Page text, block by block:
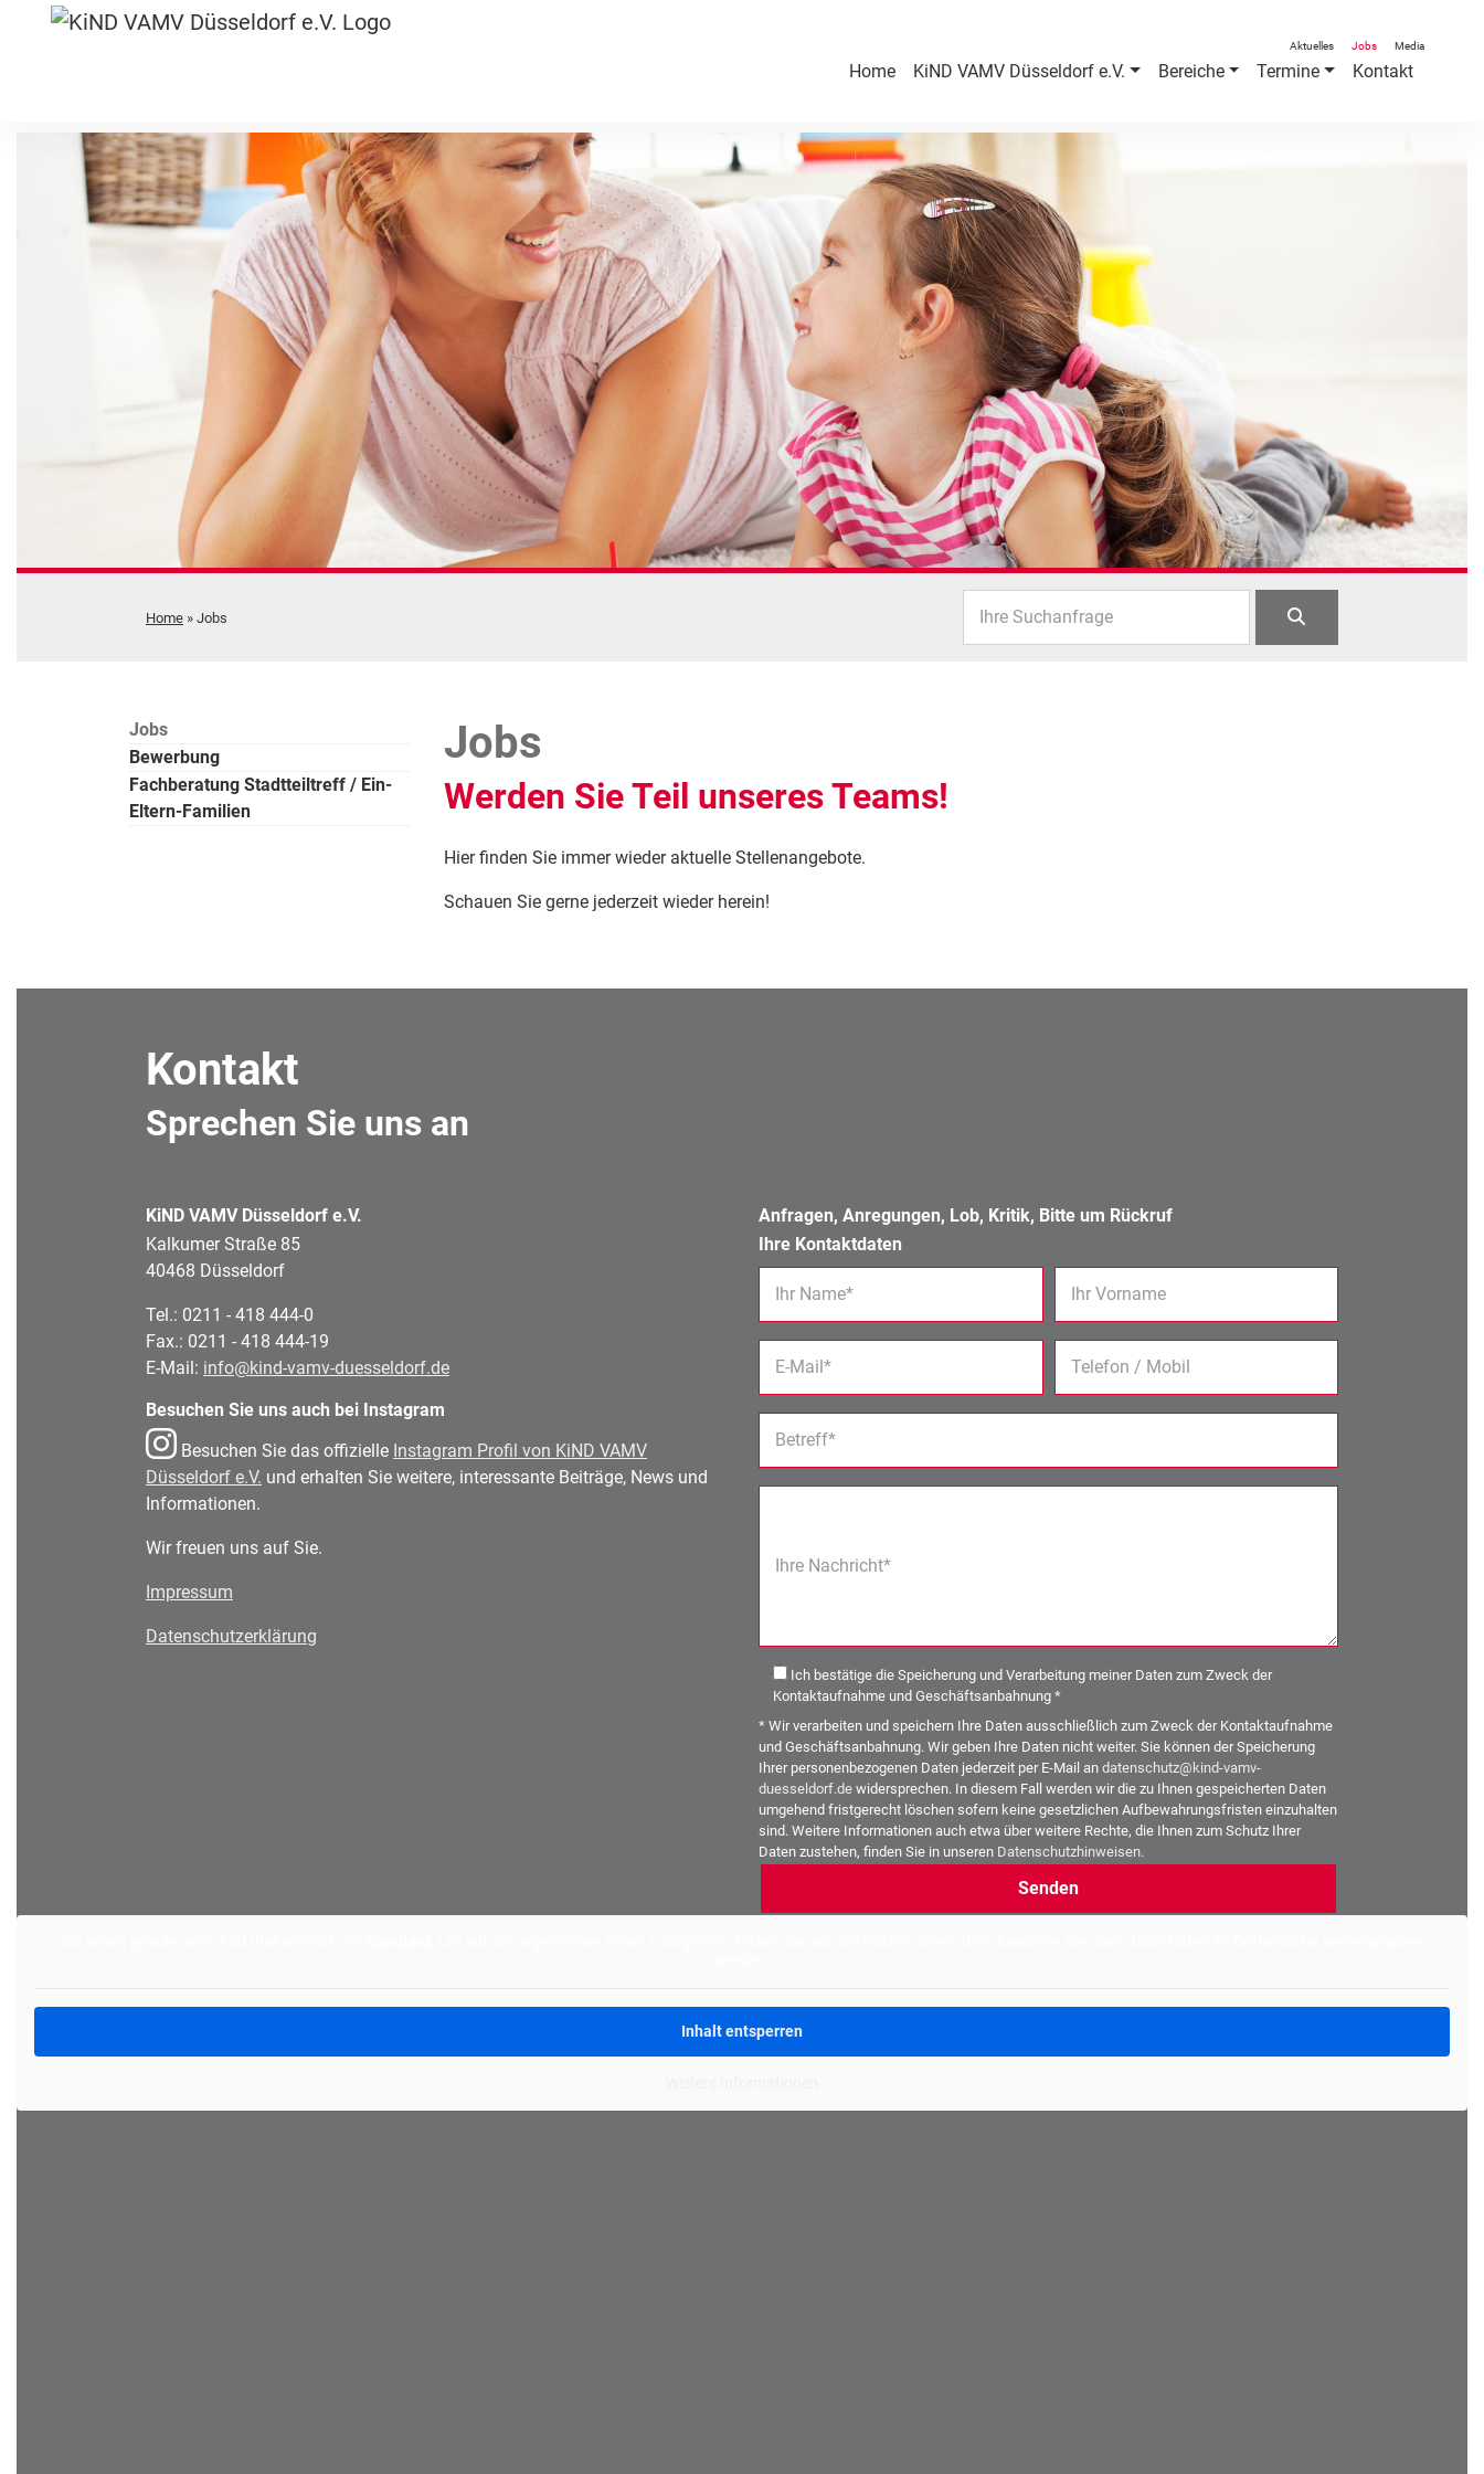
Home » Jobs Ihre Suchanfrage
Jobs
Bewerbung
Fachberatung Stadtteiltreff / Ein-
Eltern-Familien
Jobs
Werden Sie Teil unseres Teams!
Hier finden Sie immer wieder aktuelle Stellenangebote.
Schauen Sie gerne jederzeit wieder herein!
Kontakt
Sprechen Sie uns an
KiND VAMV Düsseldorf e.V.
Kalkumer Straße 85
40468 Düsseldorf
Tel.: 0211 - 418 444-0
Fax.: 0211 - 418 444-19
E-Mail: info@kind-vamv-duesseldorf.de
Besuchen Sie uns auch bei Instagram
Besuchen Sie das offizielle Instagram Profil von KiND VAMV
Düsseldorf e.V. und erhalten Sie weitere, interessante Beiträge, News und
Informationen.
Wir freuen uns auf Sie.
Impressum
Datenschutzerklärung
Anfragen, Anregungen, Lob, Kritik, Bitte um Rückruf
Ihre Kontaktdaten
Ihr Name* Ihr Vorname
E-Mail* Telefon / Mobil
Betreff*
Ihre Nachricht*
Ich bestätige die Speicherung und Verarbeitung meiner Daten zum Zweck der
Kontaktaufnahme und Geschäftsanbahnung *
* Wir verarbeiten und speichern Ihre Daten ausschließlich zum Zweck der Kontaktaufnahme
und Geschäftsanbahnung. Wir geben Ihre Daten nicht weiter. Sie können der Speicherung
Ihrer personenbezogenen Daten jederzeit per E-Mail an datenschutz@kind-vamv-
duesseldorf.de widersprechen. In diesem Fall werden wir die zu Ihnen gespeicherten Daten
umgehend fristgerecht löschen sofern keine gesetzlichen Aufbewahrungsfristen einzuhalten
sind. Weitere Informationen auch etwa über weitere Rechte, die Ihnen zum Schutz Ihrer
Daten zustehen, finden Sie in unseren Datenschutzhinweisen.
Inhalt entsperren
Aktuelles Jobs Media
Home KiND VAMV Düsseldorf e.V. Bereiche Termine Kontakt